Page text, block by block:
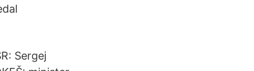
Sergej